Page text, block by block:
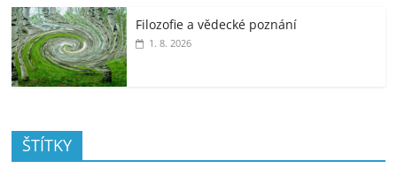
Filozofie a vědecké poznání
1. 8. 2026
ŠTÍTKY